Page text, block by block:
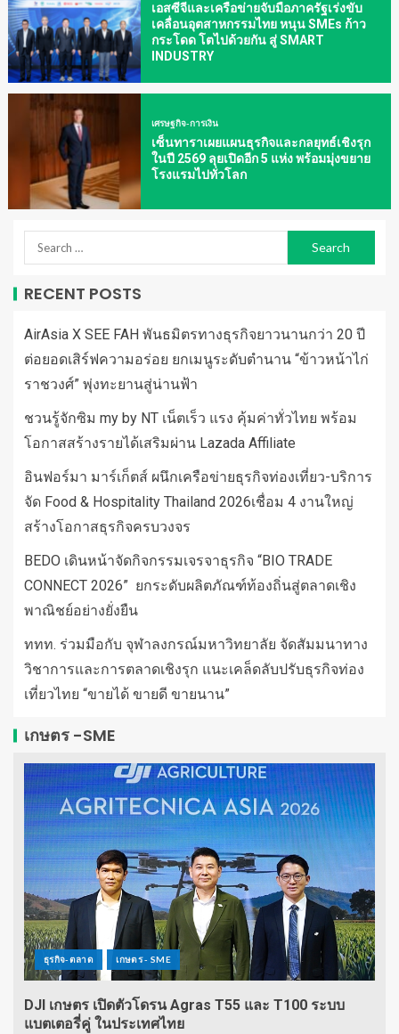
เอสซีจีและเครือข่ายจับมือภาครัฐเร่งขับ
เคลื่อนอุตสาหกรรมไทย หนุน SMEs ก้าว
กระโดด โตไปด้วยกัน สู่ SMART
INDUSTRY
เศรษฐกิจ-การเงิน
เซ็นทาราเผยแผนธุรกิจและกลยุทธ์เชิงรุก
ในปี 2569 ลุยเปิดอีก 5 แห่ง พร้อมมุ่งขยาย
โรงแรมไปทั่วโลก
RECENT POSTS
AirAsia X SEE FAH พันธมิตรทางธุรกิจยาวนานกว่า 20 ปี
ต่อยอดเสิร์ฟความอร่อย ยกเมนูระดับตำนาน “ข้าวหน้าไก่
ราชวงศ์” พุ่งทะยานสู่น่านฟ้า
ชวนรู้จักซิม my by NT เน็ตเร็ว แรง คุ้มค่าทั่วไทย พร้อม
โอกาสสร้างรายได้เสริมผ่าน Lazada Affiliate
อินฟอร์มา มาร์เก็ตส์ ผนึกเครือข่ายธุรกิจท่องเที่ยว-บริการ
จัด Food & Hospitality Thailand 2026เชื่อม 4 งานใหญ่
สร้างโอกาสธุรกิจครบวงจร
BEDO เดินหน้าจัดกิจกรรมเจรจาธุรกิจ “BIO TRADE
CONNECT 2026” ยกระดับผลิตภัณฑ์ท้องถิ่นสู่ตลาดเชิง
พาณิชย์อย่างยั่งยืน
ททท. ร่วมมือกับ จุฬาลงกรณ์มหาวิทยาลัย จัดสัมมนาทาง
วิชาการและการตลาดเชิงรุก แนะเคล็ดลับปรับธุรกิจท่อง
เที่ยวไทย “ขายได้ ขายดี ขายนาน”
เกษตร -SME
ธุรกิจ-ตลาด เกษตร - SME
DJI เกษตร เปิดตัวโดรน Agras T55 และ T100 ระบบ
แบตเตอรี่คู่ ในประเทศไทย